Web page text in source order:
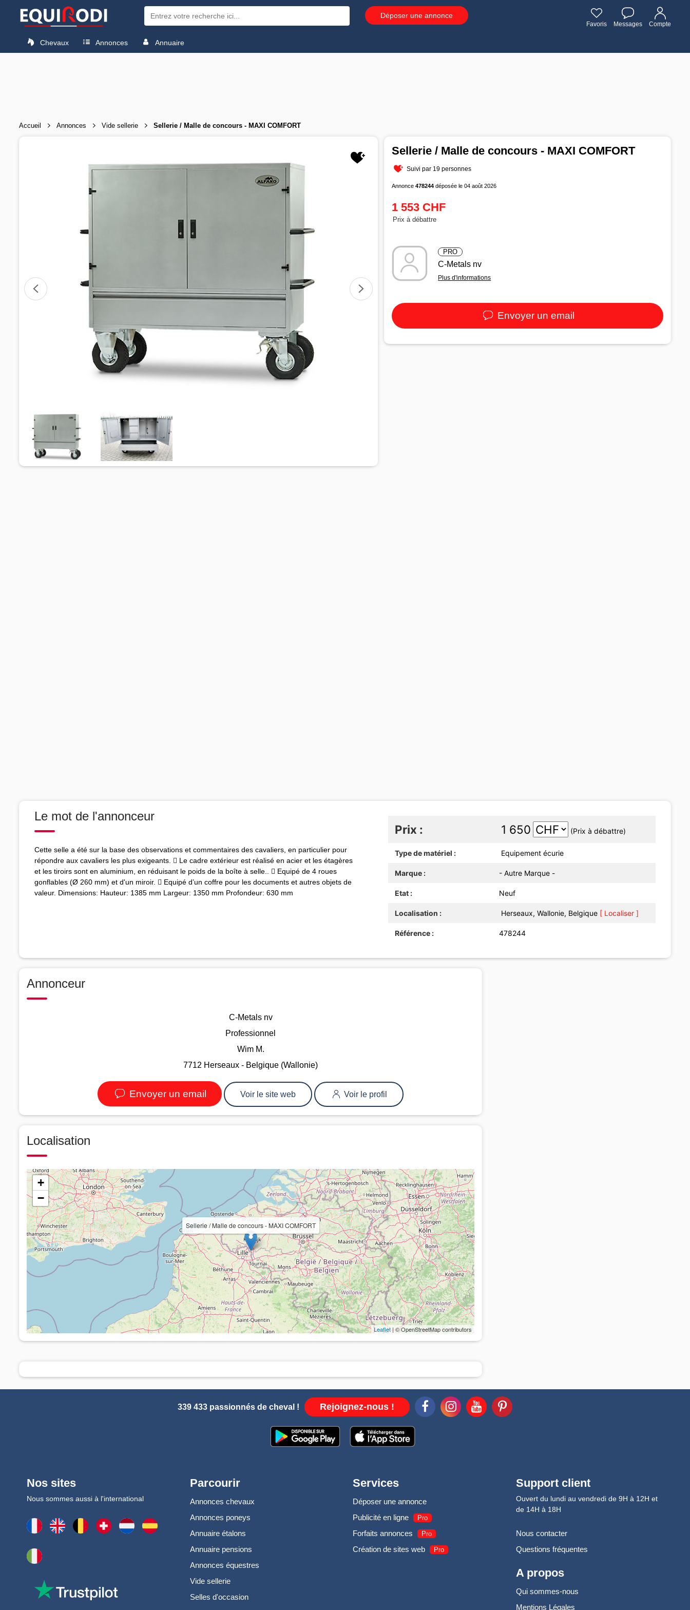
Déposer une annonce
Favoris Messages Compte
Chevaux Annonces Annuaire
Accueil Annonces Vide sellerie Sellerie / Malle de concours - MAXI COMFORT
Sellerie / Malle de concours - MAXI COMFORT
Suivi par 19 personnes
Annonce478244 déposée le 04 août 2026
1 553 CHF
Prix à débattre
PRO
C-Metals nv
Plus d'informations
Envoyer un email
Le mot de l'annonceur
Cette selle a été sur la base des observations et commentaires des cavaliers, en particulier pour
répondre aux cavaliers les plus exigeants.  Le cadre extérieur est réalisé en acier et les étagères
et les tiroirs sont en aluminium, en réduisant le poids de la boîte à selle..  Equipé de 4 roues
gonflables (Ø 260 mm) et d'un miroir.  Equipé d’un coffre pour les documents et autres objets de
valeur. Dimensions: Hauteur: 1385 mm Largeur: 1350 mm Profondeur: 630 mm
Prix : 1 650 (Prix à débattre)
Type de matériel : Equipement écurie
Marque : - Autre Marque -
Etat : Neuf
Localisation : Herseaux, Wallonie, Belgique [ Localiser ]
Référence : 478244
Annonceur
C-Metals nv
Professionnel
Wim M.
7712 Herseaux - Belgique (Wallonie)
Envoyer un email Voir le site web Voir le profil
Localisation
Sellerie / Malle de concours - MAXI COMFORT
+
−
Leaflet| © OpenStreetMap contributors
339 433 passionnés de cheval ! Rejoignez-nous !
Nos sites
Nous sommes aussi à l'international
Parcourir
Annonces chevaux
Annonces poneys
Annuaire étalons
Annuaire pensions
Annonces équestres
Vide sellerie
Selles d'occasion
Services
Déposer une annonce
Publicité en ligne
Pro
Forfaits annonces Pro
Création de sites web Pro
Support client
Ouvert du lundi au vendredi de 9H à 12H et
de 14H à 18H
Nous contacter
Questions fréquentes
A propos
Qui sommes-nous
Mentions Légales